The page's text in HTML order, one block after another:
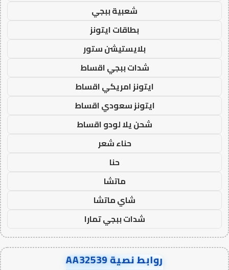
شعبية ببجي
بطاقات ايتونز
بلايستيشن ستور
شدات ببجي اقساط
ايتونز امريكي اقساط
ايتونز سعودي اقساط
شحن يلا لودو اقساط
حناء شعر
حنا
ماتشا
شاي ماتشا
شدات ببجي تمارا
روابط نصية AA32539